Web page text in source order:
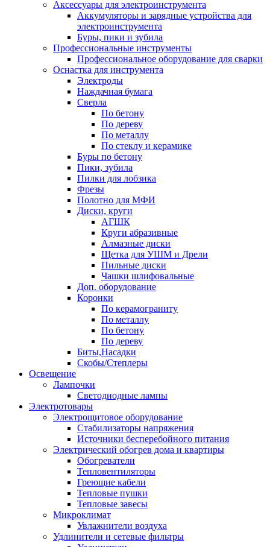
Аксессуары для электроинструмента
Аккумуляторы и зарядные устройства для
электроинструмента
Буры, пики и зубила
Профессиональные инструменты
Профессиональное оборудование для сварки
Оснастка для инструмента
Электроды
Наждачная бумага
Сверла
По бетону
По дереву
По металлу
По стеклу и керамике
Буры по бетону
Пики, зубила
Пилки для лобзика
Фрезы
Полотно для МФИ
Диски, круги
АГШК
Круги абразивные
Алмазные диски
Щетка для УШМ и Дрели
Пильные диски
Чашки шлифовальные
Доп. оборудование
Коронки
По керамограниту
По металлу
По бетону
По дереву
Биты,Насадки
Скобы/Степлеры
Освещение
Лампочки
Светодиодные лампы
Электротовары
Электрощитовое оборудование
Стабилизаторы напряжения
Источники бесперебойного питания
Электрический обогрев дома и квартиры
Обогреватели
Тепловентиляторы
Греющие кабели
Тепловые пушки
Тепловые завесы
Микроклимат
Увлажнители воздуха
Удлинители и сетевые фильтры